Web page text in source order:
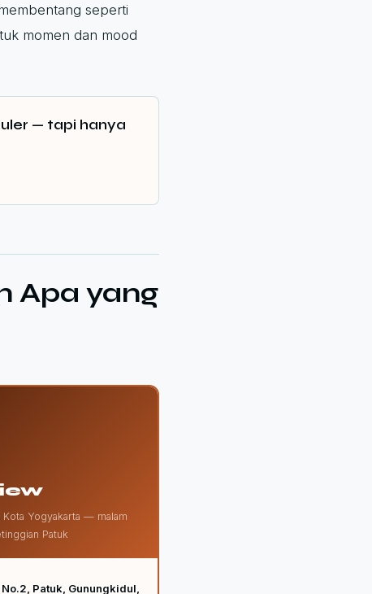
seperti
momen dan mood
— tapi hanya
Apa yang
Yogyakarta — malam
Patuk
Patuk, Gunungkidul,